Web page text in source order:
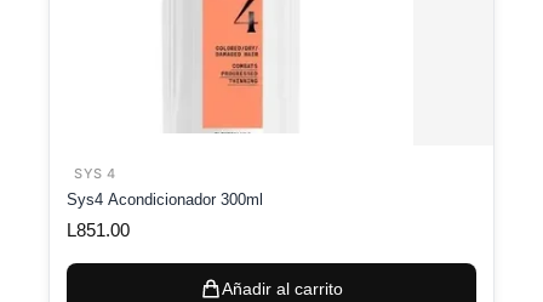
SYS 4
Sys4 Acondicionador 300ml
L851.00
Añadir al carrito